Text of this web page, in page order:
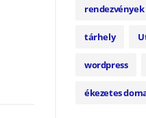
rendezvények
tárhely
wordpress
ékezetes